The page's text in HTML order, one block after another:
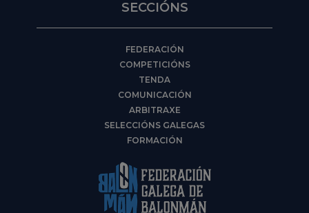
SECCIÓNS
FEDERACIÓN
COMPETICIÓNS
TENDA
COMUNICACIÓN
ARBITRAXE
SELECCIÓNS GALEGAS
FORMACIÓN